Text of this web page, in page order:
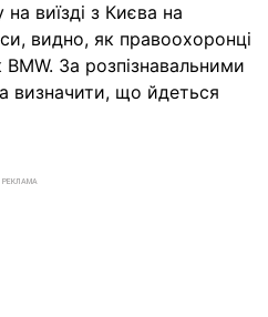
виїзді з Києва на
видно, як правоохоронці
За розпізнавальними
визначити, що йдеться
РЕКЛАМА